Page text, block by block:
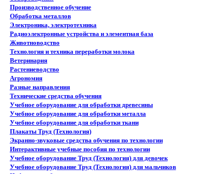
Производственное обучение
Обработка металлов
Электроника, электротехника
Радиоэлектронные устройства и элементная база
Животноводство
Технология и техника переработки молока
Ветеринария
Растениеводство
Агрономия
Разные направления
Технические средства обучения
Учебное оборудование для обработки древесины
Учебное оборудование для обработки металла
Учебное оборудование для обработки ткани
Плакаты Труд (Технология)
Экранно-звуковые средства обучения по технологии
Интерактивные учебные пособия по технологии
Учебное оборудование Труд (Технология) для девочек
Учебное оборудование Труд (Технология) для мальчиков